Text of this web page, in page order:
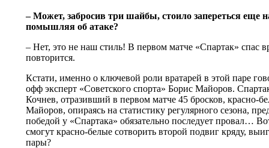
– Может, забросив три шайбы, стоило запереться еще
помышляя об атаке?
– Нет, это не наш стиль! В первом матче «Спартак» спас
повторится.
Кстати, именно о ключевой роли вратарей в этой паре
офф эксперт «Советского спорта» Борис Майоров.
Кочнев, отразивший в первом матче 45 бросков, красно-
Майоров, опираясь на статистику регулярного сезона,
победой у «Спартака» обязательно последует провал…
смогут красно-белые сотворить второй подвиг кряду,
пары?